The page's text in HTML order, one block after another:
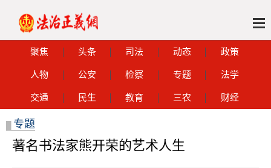
聚焦 头条 司法 动态 政策
人物 公安 检察 专题 法学
交通 民生 教育 三农 财经
专题
著名书法家熊开荣的艺术人生